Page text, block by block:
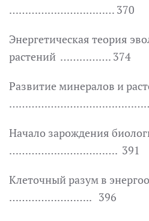
…………………………… 370
Энергетическая теория
растений ……………. 374
Развитие минералов и
Начало зарождения
……………………………. 391
Клеточный разум в
…………………….. 396